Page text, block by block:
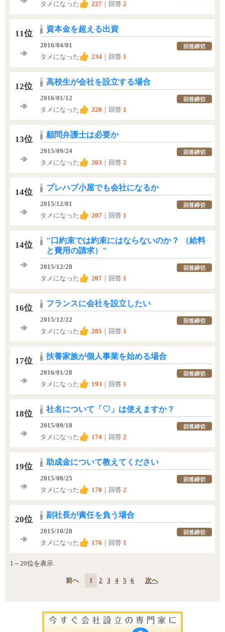
タメになった
227 ｜回答 2
11位 資本金を超える出資
2016/04/01
タメになった
234 ｜回答 1
回答締切
12位 高校生が会社を設立する場合
2016/01/12
タメになった
220 ｜回答 1
回答締切
13位 顧問弁護士は必要か
2015/09/24
タメになった
203 ｜回答 2
回答締切
14位 プレハブ小屋でも会社になるか
2015/12/01
タメになった
207 ｜回答 1
回答締切
14位
"口約束では約束にはならないのか？ （給料
と費用の請求）"
2015/12/28
タメになった
207 ｜回答 1
回答締切
16位 フランスに会社を設立したい
2015/12/22
タメになった
205 ｜回答 1
回答締切
17位 扶養家族が個人事業を始める場合
2016/01/28
タメになった
193 ｜回答 1
回答締切
18位 社名について「♡」は使えますか？
2015/09/18
タメになった
174 ｜回答 2
回答締切
19位 助成金について教えてください
2015/08/25
タメになった
170 ｜回答 2
回答締切
20位 副社長が責任を負う場合
2015/10/28
タメになった
176 ｜回答 1
回答締切
1～20位を表示
前へ 1 2 3 4 5 6 次へ